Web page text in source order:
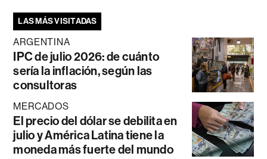
LAS MÁS VISITADAS
ARGENTINA
IPC de julio 2026: de cuánto
sería la inflación, según las
consultoras
MERCADOS
El precio del dólar se debilita en
julio y América Latina tiene la
moneda más fuerte del mundo